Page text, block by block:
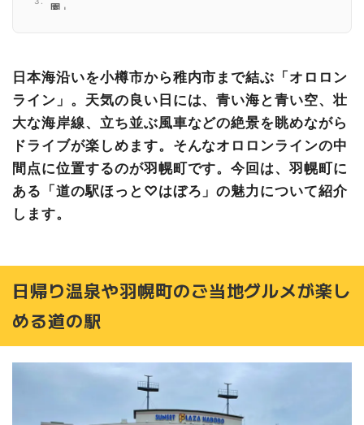
園」
日本海沿いを小樽市から稚内市まで結ぶ「オロロン
ライン」。天気の良い日には、青い海と青い空、壮
大な海岸線、立ち並ぶ風車などの絶景を眺めながら
ドライブが楽しめます。そんなオロロンラインの中
間点に位置するのが羽幌町です。今回は、羽幌町に
ある「道の駅ほっと♡はぼろ」の魅力について紹介
します。
日帰り温泉や羽幌町のご当地グルメが楽し
める道の駅